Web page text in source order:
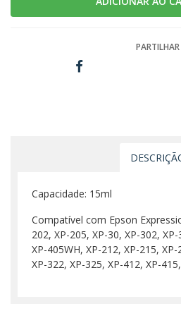
PARTILHAR
Capacidade: 15ml
Compatível com Epson
202, XP-205, XP-30, XP-302,
XP-405WH, XP-212, XP-215,
XP-322, XP-325, XP-412, XP-